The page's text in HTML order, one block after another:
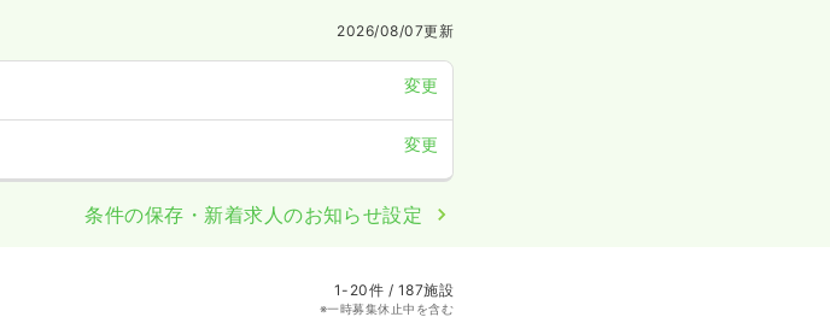
2026/08/07更新
変更
変更
条件の保存・新着求人のお知らせ設定
1-20件 / 187施設
※一時募集休止中を含む